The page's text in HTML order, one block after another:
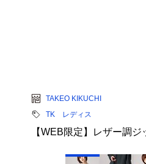
TAKEO KIKUCHI
TK レディス
【WEB限定】レザー調